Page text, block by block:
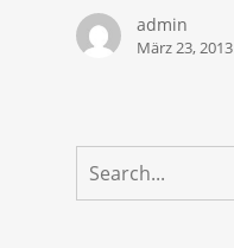
admin
März 23, 2013